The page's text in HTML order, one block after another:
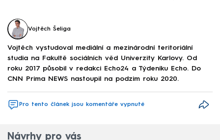
Vojtěch Šeliga
Vojtěch vystudoval mediální a mezinárodní teritoriální
studia na Fakultě sociálních věd Univerzity Karlovy. Od
roku 2017 působil v redakci Echo24 a Týdeníku Echo. Do
CNN Prima NEWS nastoupil na podzim roku 2020.
Pro tento článek jsou komentáře vypnuté
Návrhy pro vás